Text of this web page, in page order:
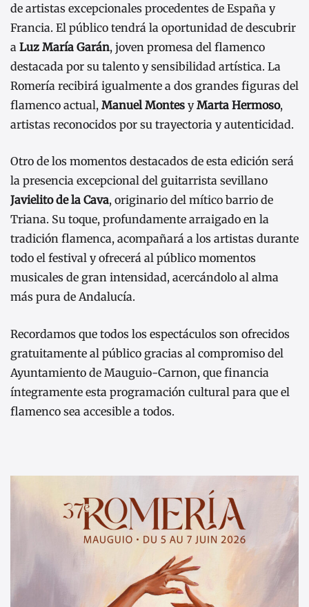
de artistas excepcionales procedentes de España y
Francia. El público tendrá la oportunidad de descubrir
a Luz María Garán, joven promesa del flamenco
destacada por su talento y sensibilidad artística. La
Romería recibirá igualmente a dos grandes figuras del
flamenco actual, Manuel Montes yMarta Hermoso,
artistas reconocidos por su trayectoria y autenticidad.
Otro de los momentos destacados de esta edición será
la presencia excepcional del guitarrista sevillano
Javielito de la Cava, originario del mítico barrio de
Triana. Su toque, profundamente arraigado en la
tradición flamenca, acompañará a los artistas durante
todo el festival y ofrecerá al público momentos
musicales de gran intensidad, acercándolo al alma
más pura de Andalucía.
Recordamos que todos los espectáculos son ofrecidos
gratuitamente al público gracias al compromiso del
Ayuntamiento de Mauguio-Carnon, que financia
íntegramente esta programación cultural para que el
flamenco sea accesible a todos.